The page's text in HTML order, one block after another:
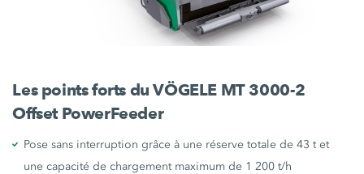
Les points forts du VÖGELE MT 3000-2
Offset PowerFeeder
Pose sans interruption grâce à une réserve totale de 43 t et
une capacité de chargement maximum de 1 200 t/h